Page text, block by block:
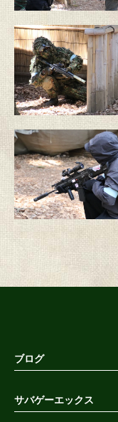
ブログ
サバゲーエックス